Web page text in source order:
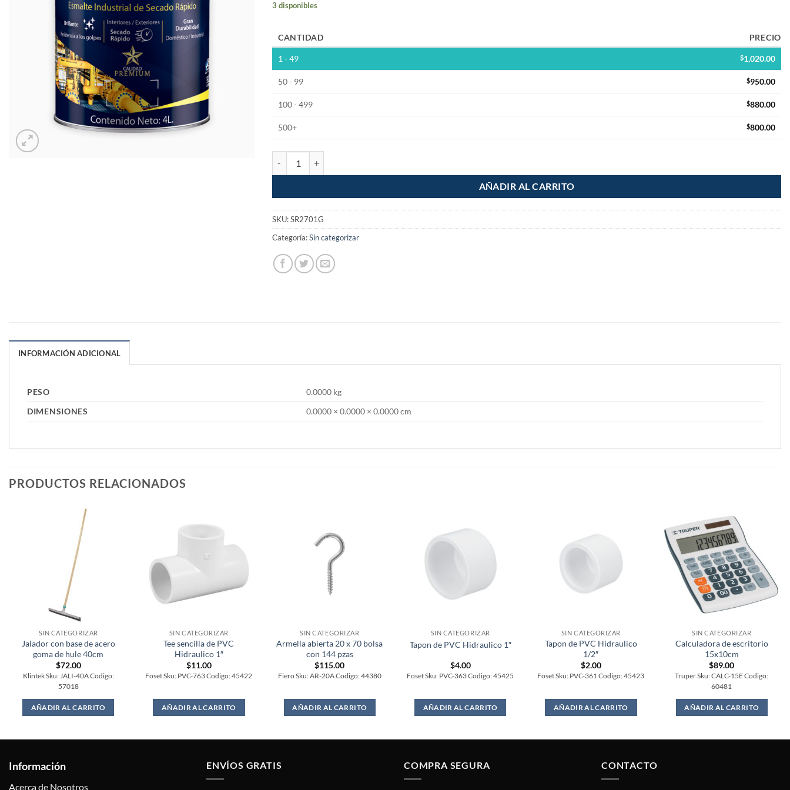
3 disponibles
CANTIDAD PRECIO
1 - 49 $1,020.00
50 - 99 $950.00
100 - 499 $880.00
500+ $800.00
AÑADIR AL CARRITO
SKU:SR2701G
Categoría:Sin categorizar
INFORMACIÓN ADICIONAL
PESO
0.0000 kg
DIMENSIONES
0.0000 × 0.0000 × 0.0000 cm
PRODUCTOS RELACIONADOS
SIN CATEGORIZAR
Jalador con base de acero
goma de hule 40cm
$72.00
Klintek Sku: JALI-40A Codigo:
57018
AÑADIR AL CARRITO
SIN CATEGORIZAR
Tee sencilla de PVC
Hidraulico 1″
$11.00
Foset Sku: PVC-763 Codigo: 45422
AÑADIR AL CARRITO
SIN CATEGORIZAR
Armella abierta 20 x 70 bolsa
con 144 pzas
$115.00
Fiero Sku: AR-20A Codigo: 44380
AÑADIR AL CARRITO
SIN CATEGORIZAR
Tapon de PVC Hidraulico 1″
$4.00
Foset Sku: PVC-363 Codigo: 45425
AÑADIR AL CARRITO
SIN CATEGORIZAR
Tapon de PVC Hidraulico
1/2″
$2.00
Foset Sku: PVC-361 Codigo: 45423
AÑADIR AL CARRITO
SIN CATEGORIZAR
Calculadora de escritorio
15x10cm
$89.00
Truper Sku: CALC-15E Codigo:
60481
AÑADIR AL CARRITO
Información
Acerca de Nosotros
ENVÍOS GRATIS COMPRA SEGURA CONTACTO